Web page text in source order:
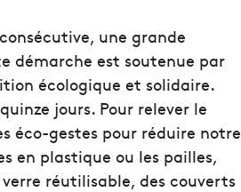
une grande
démarche est soutenue par
écologique et solidaire.
jours. Pour relever le
éco-gestes pour réduire notre
en plastique ou les pailles,
réutilisable, des couverts